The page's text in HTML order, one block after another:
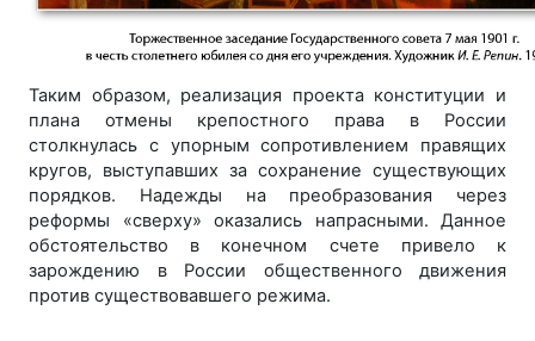
Таким образом, реализация проекта конституции и
плана отмены крепостного права в России
столкнулась с упорным сопротивлением правящих
кругов, выступавших за сохранение существующих
порядков. Надежды на преобразования через
реформы «сверху» оказались напрасными. Данное
обстоятельство в конечном счете привело к
зарождению в России общественного движения
против существовавшего режима.